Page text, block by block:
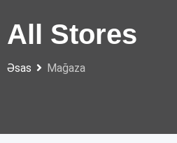
All Stores
Əsas Mağaza